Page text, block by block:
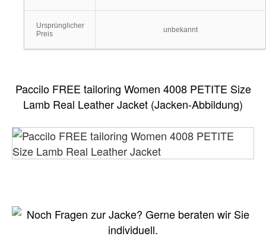
Ursprünglicher
Preis
unbekannt
Paccilo FREE tailoring Women 4008 PETITE Size
Lamb Real Leather Jacket (Jacken-Abbildung)